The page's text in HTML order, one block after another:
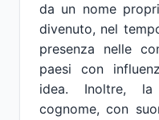
da un nome
divenuto, nel
presenza nelle
paesi con
idea. Inoltre,
cognome, con